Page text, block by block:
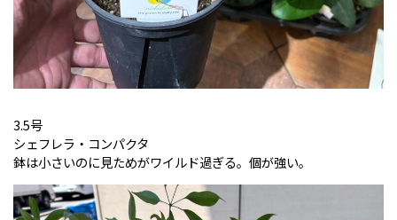
3.5号
シェフレラ・コンパクタ
鉢は小さいのに見ためがワイルド過ぎる。個が強い。